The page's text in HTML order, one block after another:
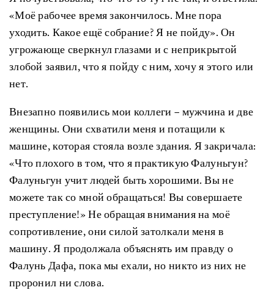
«Моё рабочее время закончилось. Мне пора
уходить. Какое ещё собрание? Я не пойду». Он
угрожающе сверкнул глазами и с неприкрытой
злобой заявил, что я пойду с ним, хочу я этого или
нет.
Внезапно появились мои коллеги – мужчина и две
женщины. Они схватили меня и потащили к
машине, которая стояла возле здания. Я закричала:
«Что плохого в том, что я практикую Фалуньгун?
Фалуньгун учит людей быть хорошими. Вы не
можете так со мной обращаться! Вы совершаете
преступление!» Не обращая внимания на моё
сопротивление, они силой затолкали меня в
машину. Я продолжала объяснять им правду о
Фалунь Дафа, пока мы ехали, но никто из них не
проронил ни слова.